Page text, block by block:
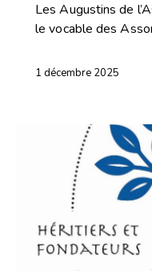
Les Augustins de
le vocable des
1 décembre 2025